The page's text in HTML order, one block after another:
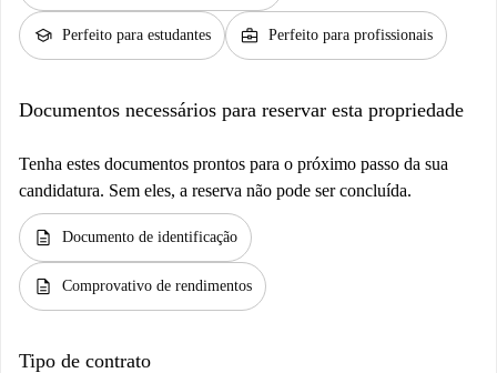
school Perfeito para estudantes business_center Perfeito para profissionais
Documentos necessários para reservar esta propriedade
Tenha estes documentos prontos para o próximo passo da sua
candidatura. Sem eles, a reserva não pode ser concluída.
description Documento de identificação
description Comprovativo de rendimentos
Tipo de contrato